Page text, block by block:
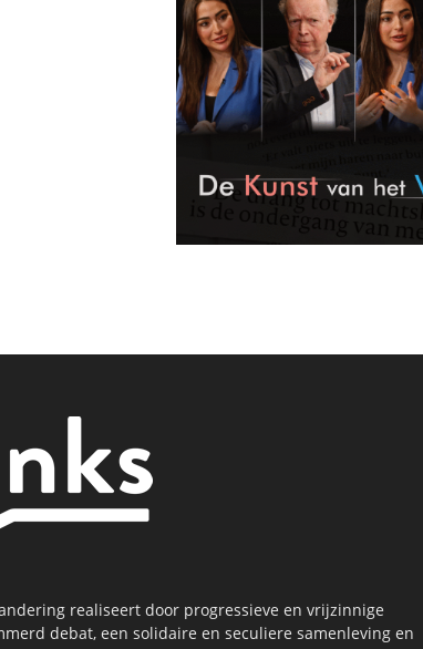
realiseert door progressieve en vrijzinnige
debat, een solidaire en seculiere samenleving en